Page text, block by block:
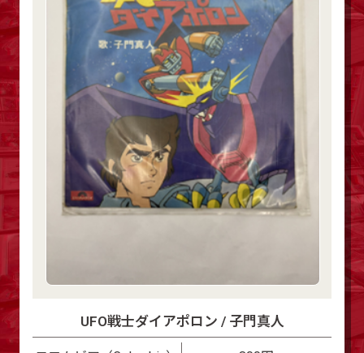
UFO戦士ダイアポロン / 子門真人